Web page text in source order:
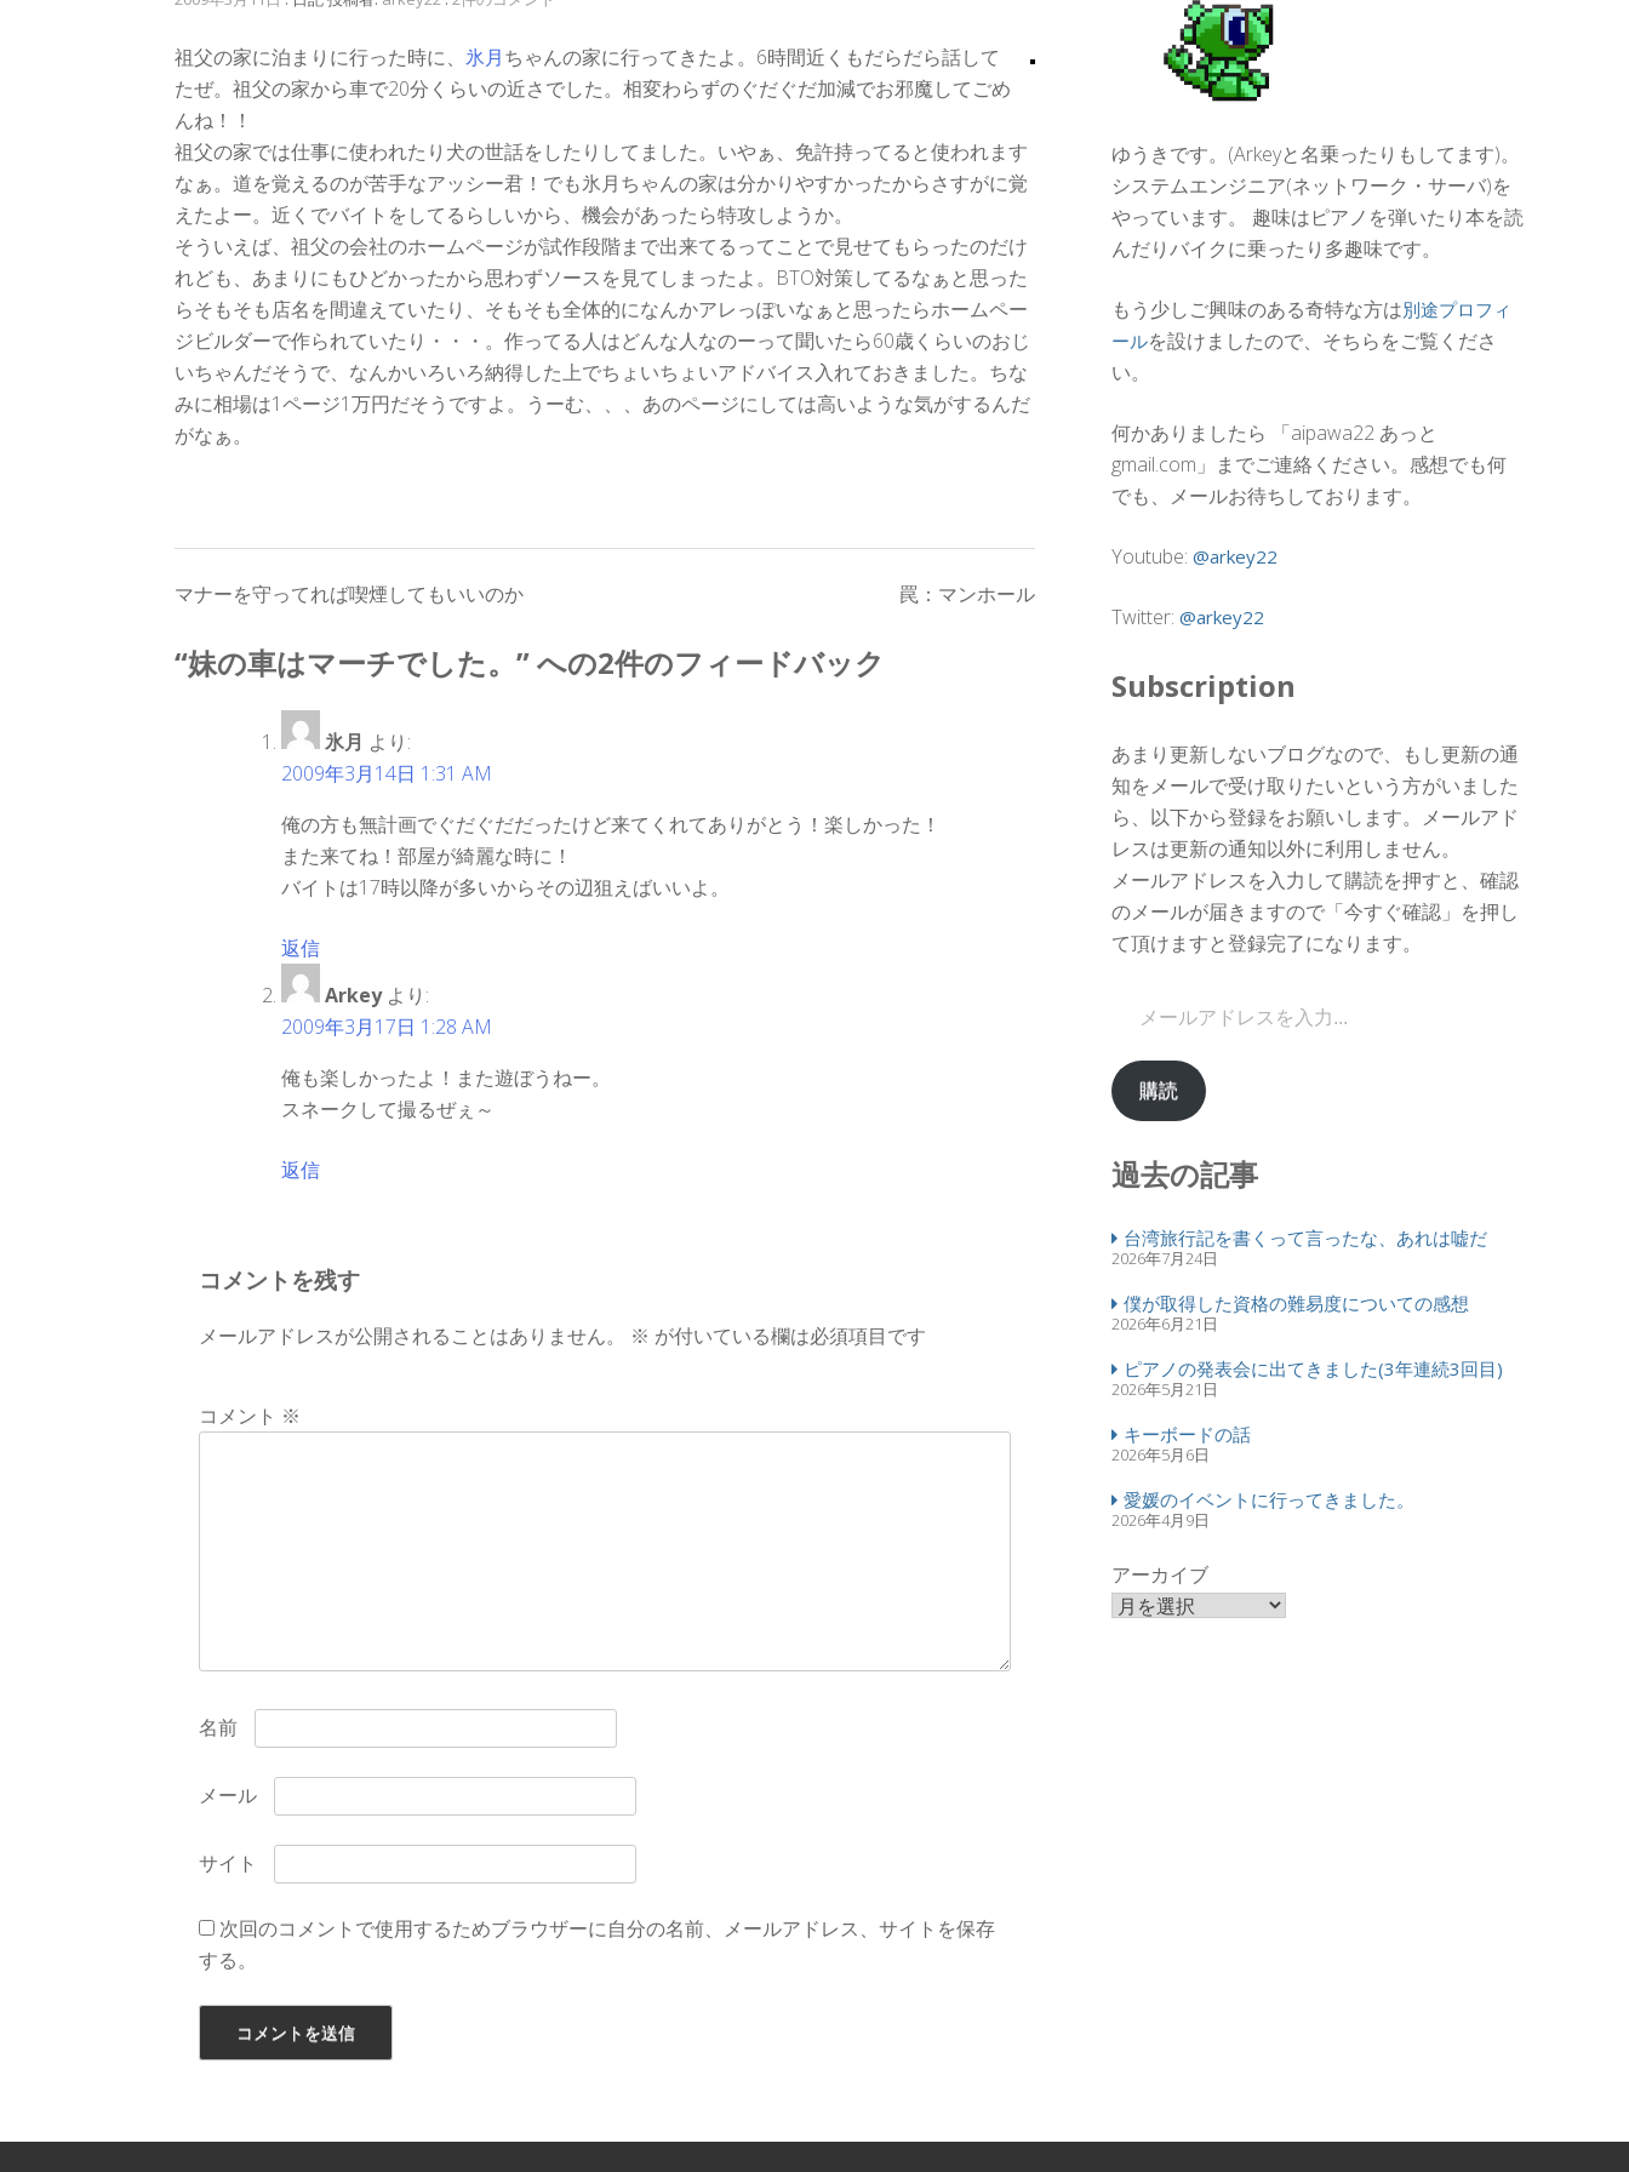
祖父の家に泊まりに行った時に、 氷月ちゃんの家に行ってきたよ。6時間近くもだらだら話して
たぜ。祖父の家から車で20分くらいの近さでした。相変わらずのぐだぐだ加減でお邪魔してごめ
んね！！
祖父の家では仕事に使われたり犬の世話をしたりしてました。いやぁ、免許持ってると使われます
なぁ。道を覚えるのが苦手なアッシー君！でも氷月ちゃんの家は分かりやすかったからさすがに覚
えたよー。近くでバイトをしてるらしいから、機会があったら特攻しようか。
そういえば、祖父の会社のホームページが試作段階まで出来てるってことで見せてもらったのだけ
れども、あまりにもひどかったから思わずソースを見てしまったよ。BTO対策してるなぁと思った
らそもそも店名を間違えていたり、そもそも全体的になんかアレっぽいなぁと思ったらホームペー
ジビルダーで作られていたり・・・。作ってる人はどんな人なのーって聞いたら60歳くらいのおじ
いちゃんだそうで、なんかいろいろ納得した上でちょいちょいアドバイス入れておきました。ちな
みに相場は1ページ1万円だそうですよ。うーむ、、、あのページにしては高いような気がするんだ
がなぁ。
投
稿
マナーを守ってれば喫煙してもいいのか 罠：マンホール
“妹の車はマーチでした。 ” への2件のフィードバック
氷月 より:
2009年3月14日 1:31 AM
俺の方も無計画でぐだぐだだったけど来てくれてありがとう！楽しかった！
また来てね！部屋が綺麗な時に！
バイトは17時以降が多いからその辺狙えばいいよ。
返信
Arkey より:
2009年3月17日 1:28 AM
俺も楽しかったよ！また遊ぼうねー。
スネークして撮るぜぇ～
返信
コメントを残す
メールアドレスが公開されることはありません。 ※ が付いている欄は必須項目です
コメント ※
名前
メール
サイト
次回のコメントで使用するためブラウザーに自分の名前、メールアドレス、サイトを保存
する。
ゆうきです。(Arkeyと名乗ったりもしてます)。
システムエンジニア(ネットワーク・サーバ)を
やっています。 趣味はピアノを弾いたり本を読
んだりバイクに乗ったり多趣味です。
もう少しご興味のある奇特な方は別途プロフィ
ールを設けましたので、そちらをご覧くださ
い。
何かありましたら 「aipawa22 あっと
gmail.com」までご連絡ください。感想でも何
でも、メールお待ちしております。
Youtube: @arkey22
Twitter: @arkey22
Subscription
あまり更新しないブログなので、もし更新の通
知をメールで受け取りたいという方がいました
ら、以下から登録をお願いします。メールアド
レスは更新の通知以外に利用しません。
メールアドレスを入力して購読を押すと、確認
のメールが届きますので「今すぐ確認」を押し
て頂けますと登録完了になります。
購読
過去の記事
台湾旅行記を書くって言ったな、あれは嘘だ
2026年7月24日
僕が取得した資格の難易度についての感想
2026年6月21日
ピアノの発表会に出てきました(3年連続3回目)
2026年5月21日
キーボードの話
2026年5月6日
愛媛のイベントに行ってきました。
2026年4月9日
アーカイブ